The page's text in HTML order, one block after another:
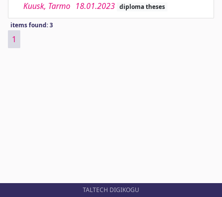
Kuusk, Tarmo 18.01.2023 diploma theses
items found: 3
1
TALTECH DIGIKOGU